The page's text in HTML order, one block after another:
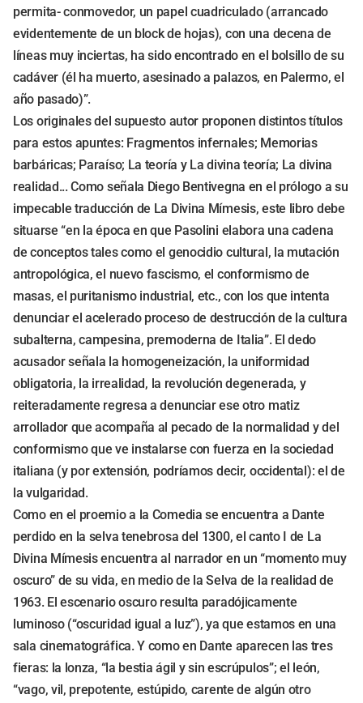
permita- conmovedor, un papel cuadriculado (arrancado
evidentemente de un block de hojas), con una decena de
líneas muy inciertas, ha sido encontrado en el bolsillo de su
cadáver (él ha muerto, asesinado a palazos, en Palermo, el
año pasado)”.
Los originales del supuesto autor proponen distintos títulos
para estos apuntes: Fragmentos infernales; Memorias
barbáricas; Paraíso; La teoría y La divina teoría; La divina
realidad... Como señala Diego Bentivegna en el prólogo a su
impecable traducción de La Divina Mímesis, este libro debe
situarse “en la época en que Pasolini elabora una cadena
de conceptos tales como el genocidio cultural, la mutación
antropológica, el nuevo fascismo, el conformismo de
masas, el puritanismo industrial, etc., con los que intenta
denunciar el acelerado proceso de destrucción de la cultura
subalterna, campesina, premoderna de Italia”. El dedo
acusador señala la homogeneización, la uniformidad
obligatoria, la irrealidad, la revolución degenerada, y
reiteradamente regresa a denunciar ese otro matiz
arrollador que acompaña al pecado de la normalidad y del
conformismo que ve instalarse con fuerza en la sociedad
italiana (y por extensión, podríamos decir, occidental): el de
la vulgaridad.
Como en el proemio a la Comedia se encuentra a Dante
perdido en la selva tenebrosa del 1300, el canto I de La
Divina Mímesis encuentra al narrador en un “momento muy
oscuro” de su vida, en medio de la Selva de la realidad de
1963. El escenario oscuro resulta paradójicamente
luminoso (“oscuridad igual a luz”), ya que estamos en una
sala cinematográfica. Y como en Dante aparecen las tres
fieras: la lonza, “la bestia ágil y sin escrúpulos”; el león,
“vago, vil, prepotente, estúpido, carente de algún otro